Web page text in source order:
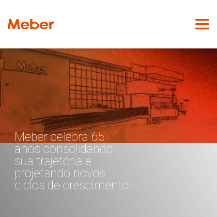
Meber celebra 65
anos consolidando
sua trajetória e
projetando novos
ciclos de crescimento